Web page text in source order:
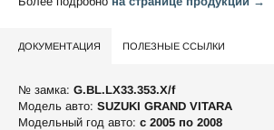
ДОКУМЕНТАЦИЯ ПОЛЕЗНЫЕ ССЫЛКИ
№ замка: G.BL.LX33.353.X/f
Модель авто: SUZUKI GRAND VITARA
Модельный год авто: c 2005 по 2008